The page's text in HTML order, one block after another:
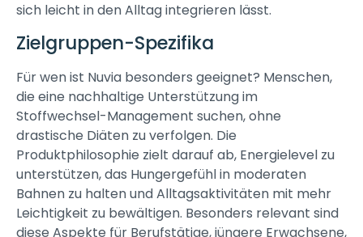
sich leicht in den Alltag integrieren lässt.
Zielgruppen-Spezifika
Für wen ist Nuvia besonders geeignet? Menschen,
die eine nachhaltige Unterstützung im
Stoffwechsel-Management suchen, ohne
drastische Diäten zu verfolgen. Die
Produktphilosophie zielt darauf ab, Energielevel zu
unterstützen, das Hungergefühl in moderaten
Bahnen zu halten und Alltagsaktivitäten mit mehr
Leichtigkeit zu bewältigen. Besonders relevant sind
diese Aspekte für Berufstätige, jüngere Erwachsene,